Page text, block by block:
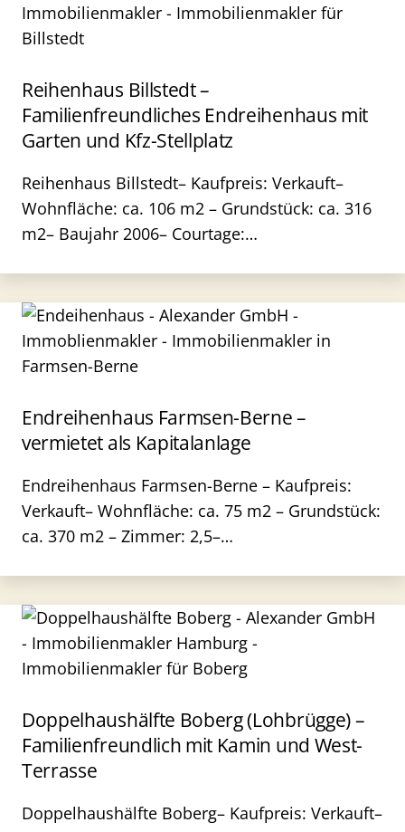
Reihenhaus Billstedt –
Familienfreundliches Endreihenhaus mit
Garten und Kfz-Stellplatz
Reihenhaus Billstedt– Kaufpreis: Verkauft–
Wohnfläche: ca. 106 m2 – Grundstück: ca. 316
m2– Baujahr 2006– Courtage:…
Endreihenhaus Farmsen-Berne –
vermietet als Kapitalanlage
Endreihenhaus Farmsen-Berne – Kaufpreis:
Verkauft– Wohnfläche: ca. 75 m2 – Grundstück:
ca. 370 m2 – Zimmer: 2,5–…
Doppelhaushälfte Boberg (Lohbrügge) –
Familienfreundlich mit Kamin und West-
Terrasse
Doppelhaushälfte Boberg– Kaufpreis: Verkauft–